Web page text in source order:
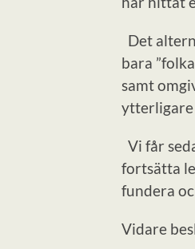
Det
bara
samt
Vi får
fortsätta
fundera
Vidare